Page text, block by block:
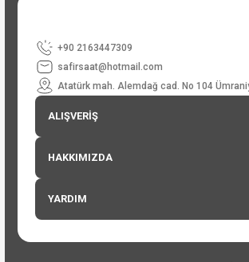
+90 2163447309
safirsaat@hotmail.com
Atatürk mah. Alemdağ cad. No 104
ALIŞVERİŞ
HAKKIMIZDA
YARDIM